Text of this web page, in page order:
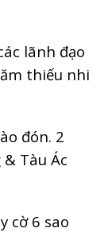
lãnh đạo
thiếu nhi
đón. 2
Tàu Ác
cờ 6 sao